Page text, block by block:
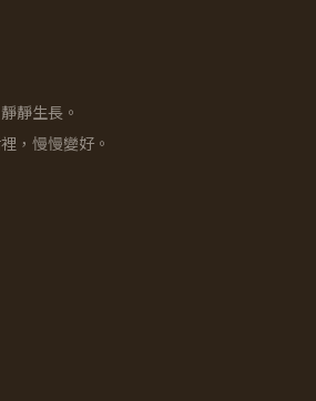
靜生長。
，慢慢變好。